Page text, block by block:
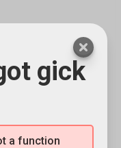
gick
a function